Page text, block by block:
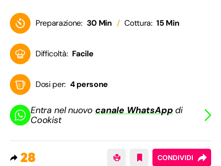
Preparazione: 30 Min Cottura: 15 Min
Difficoltà: Facile
Dosi per: 4 persone
Entra nel nuovocanale WhatsApp di
Cookist
28 CONDIVIDI